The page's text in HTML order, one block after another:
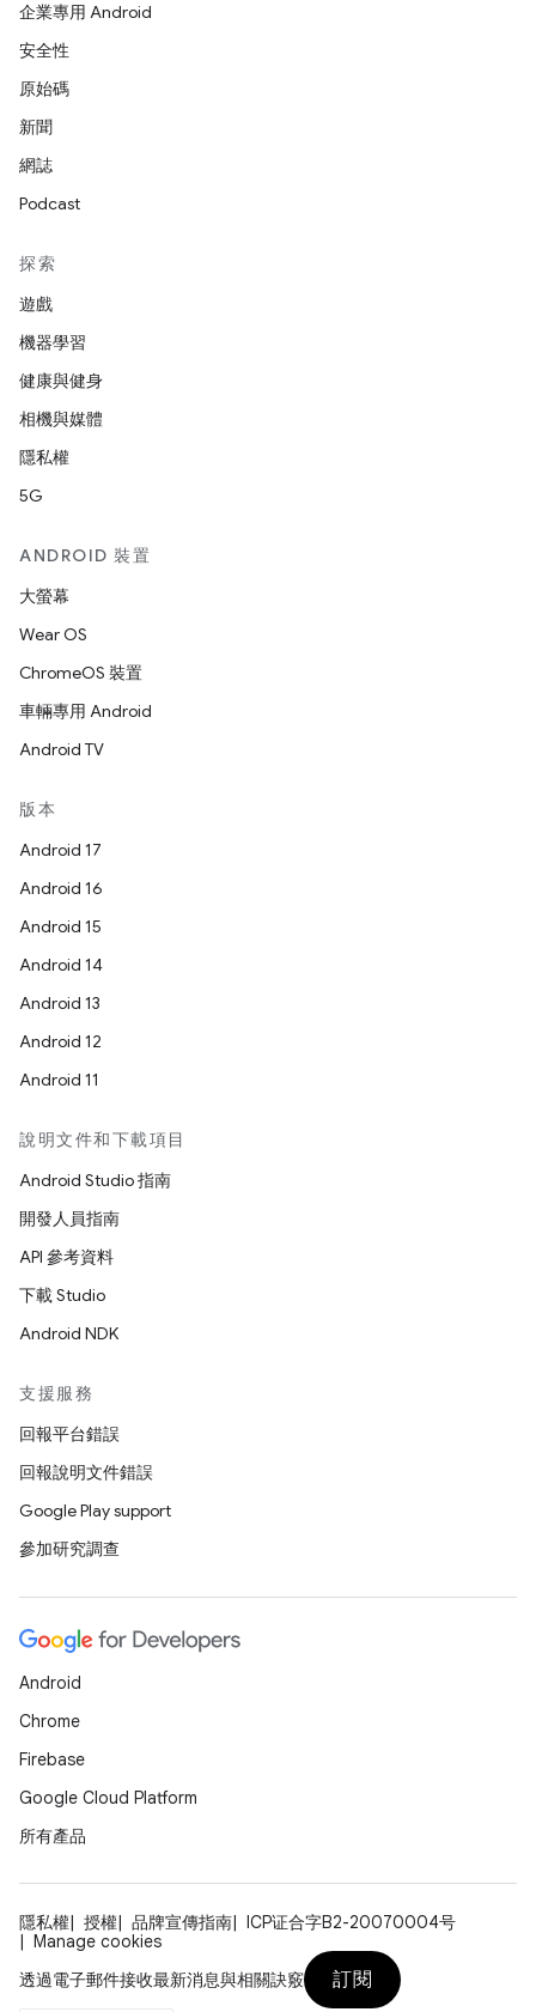
企業專用 Android
安全性
原始碼
新聞
網誌
Podcast
探索
遊戲
機器學習
健康與健身
相機與媒體
隱私權
5G
ANDROID 裝置
大螢幕
Wear OS
ChromeOS 裝置
車輛專用 Android
Android TV
版本
Android 17
Android 16
Android 15
Android 14
Android 13
Android 12
Android 11
說明文件和下載項目
Android Studio 指南
開發人員指南
API 參考資料
下載 Studio
Android NDK
支援服務
回報平台錯誤
回報說明文件錯誤
Google Play support
參加研究調查
Android
Chrome
Firebase
Google Cloud Platform
所有產品
隱私權 授權 品牌宣傳指南
ICP证合字B2-20070004号
Manage cookies
透過電子郵件接收最新消息與相關訣竅
訂閱